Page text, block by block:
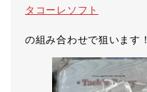
タコーレソフト
の組み合わせで狙います！